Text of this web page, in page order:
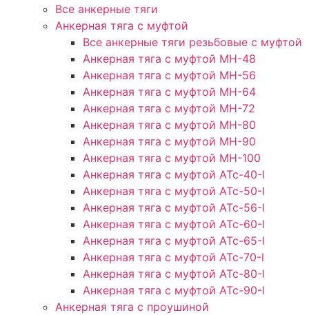
Все анкерные тяги
Анкерная тяга с муфтой
Все анкерные тяги резьбовые с муфтой
Анкерная тяга с муфтой МН-48
Анкерная тяга с муфтой МН-56
Анкерная тяга с муфтой МН-64
Анкерная тяга с муфтой МН-72
Анкерная тяга с муфтой МН-80
Анкерная тяга с муфтой МН-90
Анкерная тяга с муфтой МН-100
Анкерная тяга с муфтой АТс-40-l
Анкерная тяга с муфтой АТс-50-l
Анкерная тяга с муфтой АТс-56-l
Анкерная тяга с муфтой АТс-60-l
Анкерная тяга с муфтой АТс-65-l
Анкерная тяга с муфтой АТс-70-l
Анкерная тяга с муфтой АТс-80-l
Анкерная тяга с муфтой АТс-90-l
Анкерная тяга с проушиной